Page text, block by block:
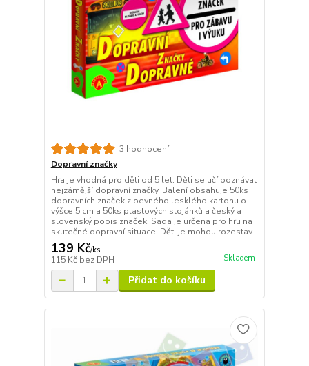
3 hodnocení
Dopravní značky
Hra je vhodná pro děti od 5 let. Děti se učí poznávat
nejzámější dopravní značky. Balení obsahuje 50ks
dopravních značek z pevného lesklého kartonu o
výšce 5 cm a 50ks plastových stojánků a český a
slovenský popis značek. Sada je určena pro hru na
skutečné dopravní situace. Děti je mohou rozestav...
139 Kč/ks
115 Kč bez DPH Skladem
Přidat do košíku